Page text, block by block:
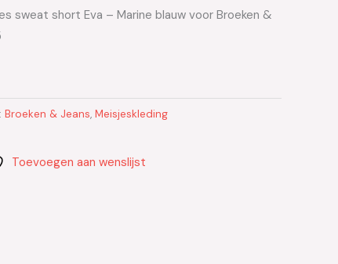
sweat short Eva – Marine blauw voor Broeken &
Broeken & Jeans, Meisjeskleding
Toevoegen aan wenslijst